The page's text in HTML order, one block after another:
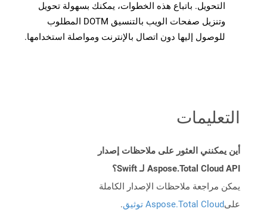
التحويل. باتباع هذه الخطوات، يمكنك بسهولة تحويل
وتنزيل صفحات الويب بالتنسيق DOTM المطلوب
للوصول إليها دون اتصال بالإنترنت ومواصلة استخدامها.
التعليمات
أين يمكنني العثور على ملاحظات إصدار
Aspose.Total Cloud API لـ Swift؟
يمكن مراجعة ملاحظات الإصدار الكاملة
علىAspose.Total Cloud توثيق .